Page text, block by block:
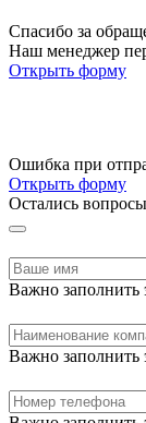
Спасибо за
Наш менеджер
Открыть форму
Ошибка при
Открыть форму
Остались
Важно заполнить
Важно заполнить